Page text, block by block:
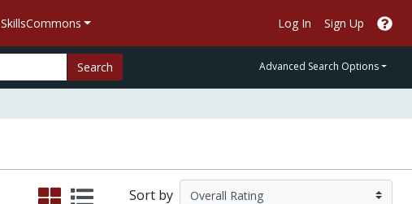
SkillsCommons Log In Sign Up
Search Advanced Search Options
Sort by